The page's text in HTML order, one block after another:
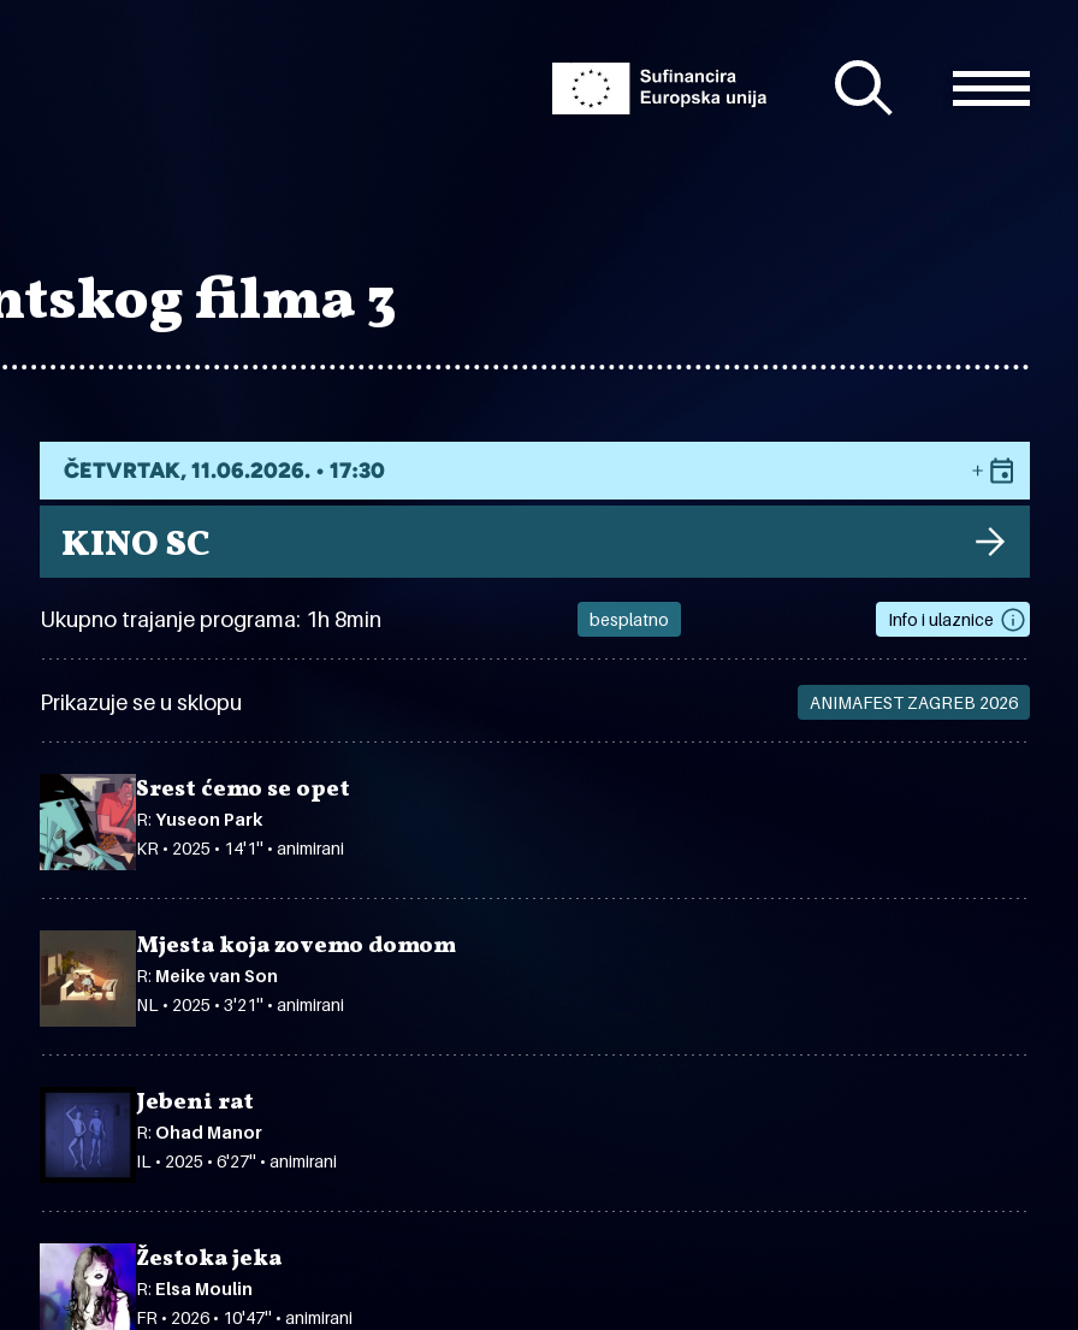
filma 3
ČETVRTAK, 11.06.2026. • 17:30
KINO SC
Ukupno trajanje programa: 1h 8min besplatno Info i ulaznice
Prikazuje se u sklopu ANIMAFEST ZAGREB 2026
Srest ćemo se opet
R:Yuseon Park
KR • 2025 • 14'1'' • animirani
Mjesta koja zovemo domom
R: Meike van Son
NL • 2025 • 3'21'' • animirani
Jebeni rat
R: Ohad Manor
IL • 2025 • 6'27'' • animirani
Žestoka jeka
R: Elsa Moulin
FR • 2026 • 10'47'' • animirani